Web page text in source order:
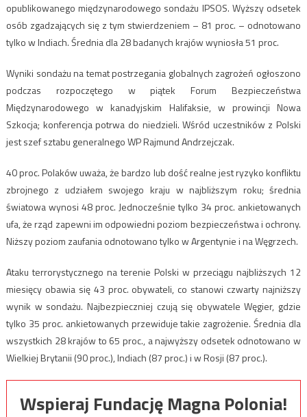
opublikowanego międzynarodowego sondażu IPSOS. Wyższy odsetek
osób zgadzających się z tym stwierdzeniem – 81 proc. – odnotowano
tylko w Indiach. Średnia dla 28 badanych krajów wyniosła 51 proc.
Wyniki sondażu na temat postrzegania globalnych zagrożeń ogłoszono
podczas rozpoczętego w piątek Forum Bezpieczeństwa
Międzynarodowego w kanadyjskim Halifaksie, w prowincji Nowa
Szkocja; konferencja potrwa do niedzieli. Wśród uczestników z Polski
jest szef sztabu generalnego WP Rajmund Andrzejczak.
40 proc. Polaków uważa, że bardzo lub dość realne jest ryzyko konfliktu
zbrojnego z udziałem swojego kraju w najbliższym roku; średnia
światowa wynosi 48 proc. Jednocześnie tylko 34 proc. ankietowanych
ufa, że rząd zapewni im odpowiedni poziom bezpieczeństwa i ochrony.
Niższy poziom zaufania odnotowano tylko w Argentynie i na Węgrzech.
Ataku terrorystycznego na terenie Polski w przeciągu najbliższych 12
miesięcy obawia się 43 proc. obywateli, co stanowi czwarty najniższy
wynik w sondażu. Najbezpieczniej czują się obywatele Węgier, gdzie
tylko 35 proc. ankietowanych przewiduje takie zagrożenie. Średnia dla
wszystkich 28 krajów to 65 proc., a najwyższy odsetek odnotowano w
Wielkiej Brytanii (90 proc.), Indiach (87 proc.) i w Rosji (87 proc.).
Wspieraj Fundację Magna Polonia!